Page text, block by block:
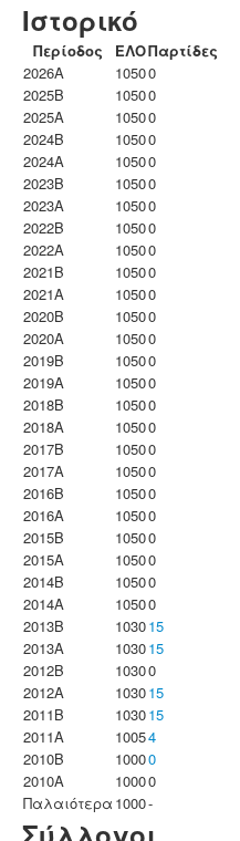
Ιστορικό
Περίοδος ΕΛΟΠαρτίδες
2026A
10500
2025B
10500
2025A
10500
2024B
10500
2024A
10500
2023B
10500
2023Α
10500
2022B
10500
2022A
10500
2021B
10500
2021A
10500
2020B
10500
2020A
10500
2019B
10500
2019A
10500
2018B
10500
2018A
10500
2017B
10500
2017A
10500
2016B
10500
2016A
10500
2015B
10500
2015A
10500
2014B
10500
2014A
10500
2013B
103015
2013A
103015
2012B
10300
2012A
103015
2011B
103015
2011A
10054
2010B
10000
2010A
10000
Παλαιότερα 1000-